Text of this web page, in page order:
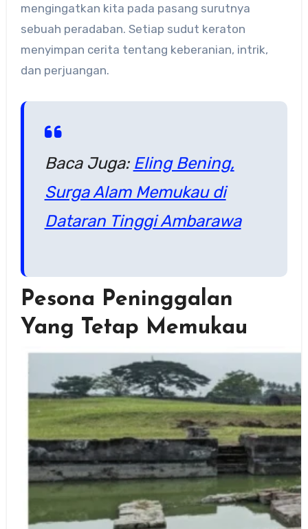
mengingatkan kita pada pasang surutnya
sebuah peradaban. Setiap sudut keraton
menyimpan cerita tentang keberanian, intrik,
dan perjuangan.
Baca Juga: Eling Bening,
Surga Alam Memukau di
Dataran Tinggi Ambarawa
Pesona Peninggalan
Yang Tetap Memukau